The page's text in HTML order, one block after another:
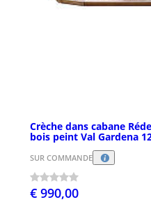
Crèche dans cabane
bois peint Val Gardena
SUR COMMANDE
€ 990,00